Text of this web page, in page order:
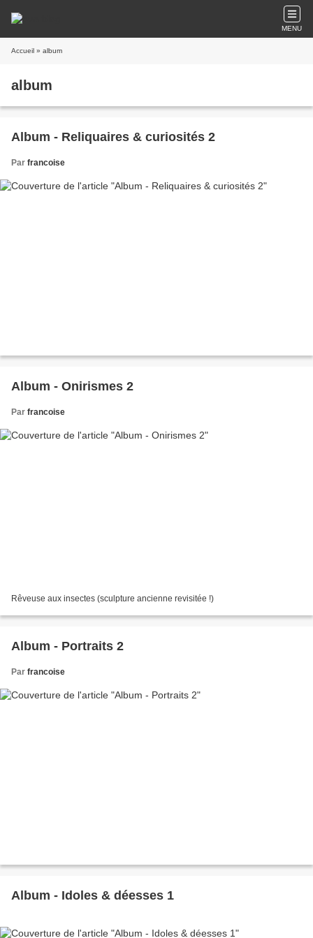
MENU
Accueil » album
album
Album - Reliquaires & curiosités 2
Par francoise
Album - Onirismes 2
Par francoise
Rêveuse aux insectes (sculpture ancienne revisitée !)
Album - Portraits 2
Par francoise
Album - Idoles & déesses 1